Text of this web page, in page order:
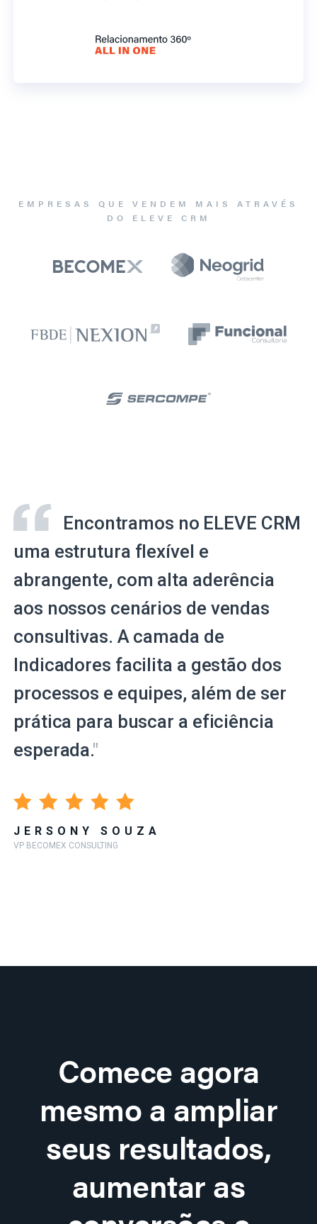
EMPRESAS QUE VENDEM MAIS ATRAVÉS
DO ELEVE CRM
Encontramos no ELEVE CRM
uma estrutura flexível e
abrangente, com alta aderência
aos nossos cenários de vendas
consultivas. A camada de
Indicadores facilita a gestão dos
processos e equipes, além de ser
prática para buscar a eficiência
esperada."
JERSONY SOUZA
VP BECOMEX CONSULTING
Comece agora
mesmo a ampliar
seus resultados,
aumentar as